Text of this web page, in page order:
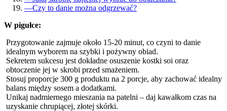
—Czy to danie można odgrzewać?
W pigułce:
Przygotowanie zajmuje około 15-20 minut, co czyni to danie
idealnym wyborem na szybki i pożywny obiad.
Sekretem sukcesu jest dokładne osuszenie kostki soi oraz
obtoczenie jej w skrobi przed smażeniem.
Stosuj proporcje 300 g produktu na 2 porcje, aby zachować idealny
balans między sosem a dodatkami.
Unikaj nadmiernego mieszania na patelni – daj kawałkom czas na
uzyskanie chrupiącej, złotej skórki.